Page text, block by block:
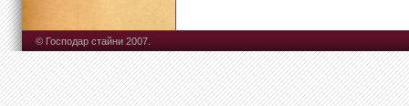
© Господар стайни 2007.